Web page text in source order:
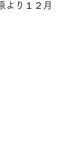
より１２月